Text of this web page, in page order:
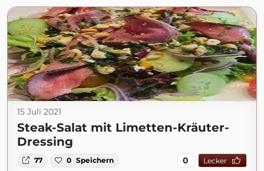
15 Juli 2021
Steak-Salat mit Limetten-Kräuter-
Dressing
77 0 Speichern 0 Lecker